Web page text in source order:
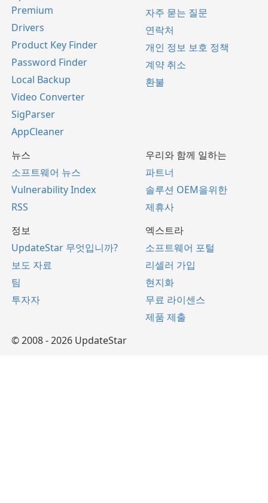
Premium
Drivers
Product Key Finder
Password Finder
Local Backup
Video Converter
SigParser
AppCleaner
자주 묻는 질문
연락처
개인 정보 보호 정책
계약 취소
환불
뉴스
소프트웨어 뉴스
Vulnerability Index
RSS
우리와 함께 일하는
파트너
솔루션 OEM을위한
제휴사
정보
UpdateStar 무엇입니까?
보도 자료
팀
투자자
엑스트라
소프트웨어 포털
리셀러 가입
현지화
무료 라이센스
제품 제출
© 2008 - 2026 UpdateStar